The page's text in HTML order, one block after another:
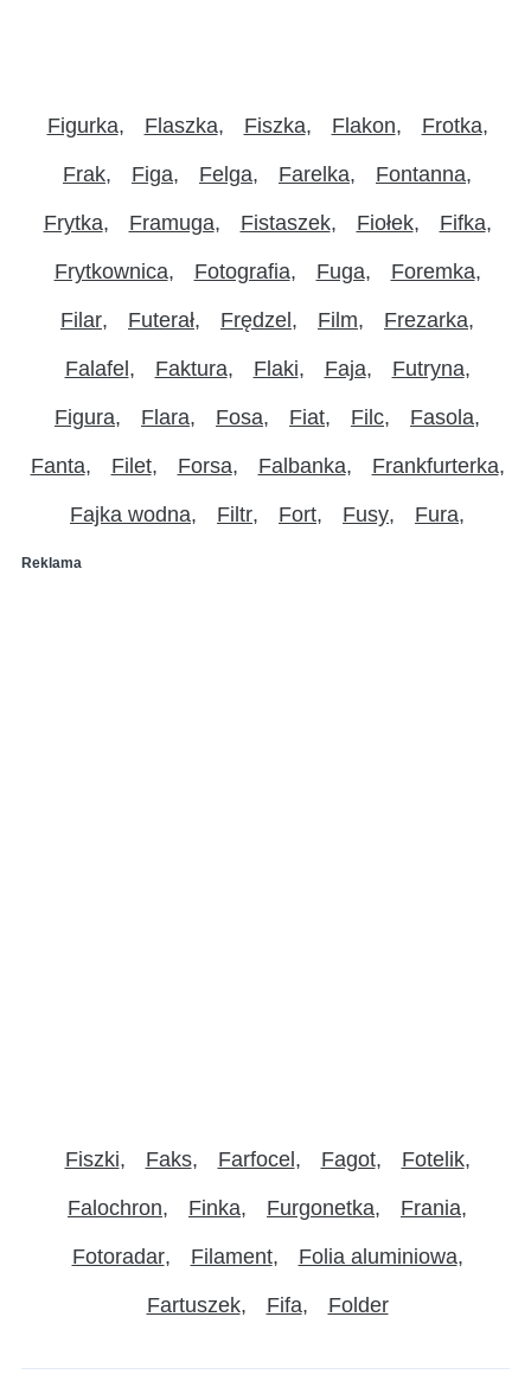
Figurka Flaszka Fiszka Flakon Frotka
Frak Figa Felga Farelka Fontanna
Frytka Framuga Fistaszek Fiołek Fifka
Frytkownica Fotografia Fuga Foremka
Filar Futerał Frędzel Film Frezarka
Falafel Faktura Flaki Faja Futryna
Figura Flara Fosa Fiat Filc Fasola
Fanta Filet Forsa Falbanka Frankfurterka
Fajka wodna Filtr Fort Fusy Fura
Reklama
Fiszki Faks Farfocel Fagot Fotelik
Falochron Finka Furgonetka Frania
Fotoradar Filament Folia aluminiowa
Fartuszek Fifa Folder